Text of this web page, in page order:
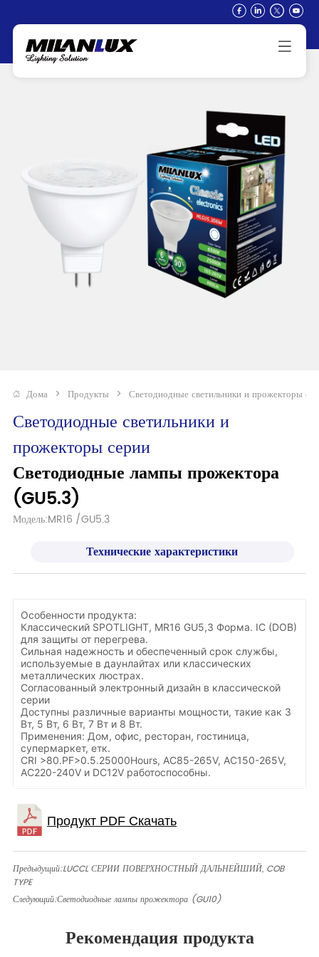
Дома > Продукты > Светодиодные светильники и прожекторы
Светодиодные светильники и
прожекторы серии
Светодиодные лампы прожектора
(GU5.3)
Модель:MR16 /GU5.3
Технические характеристики
Особенности продукта:
Классический SPOTLIGHT, MR16 GU5,3 Форма. IC (DOB)
для защиты от перегрева.
Сильная надежность и обеспеченный срок службы,
используемые в даунлайтах или классических
металлических люстрах.
Согласованный электронный дизайн в классической
серии
Доступны различные варианты мощности, такие как 3
Вт, 5 Вт, 6 Вт, 7 Вт и 8 Вт.
Применения: Дом, офис, ресторан, гостиница,
супермаркет, етк.
CRI >80.PF>0.5.25000Hours, AC85-265V, AC150-265V,
AC220-240V и DC12V работоспособны.
Предыдущий:LUCCL СЕРИИ ПОВЕРХНОСТНЫЙ ДАЛЬНЕЙШИЙ, COB
TYPE
Следующий:Светодиодные лампы прожектора (GU10)
Рекомендация продукта